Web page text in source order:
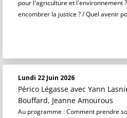
pour l'agriculture et l'environnement
encombrer la justice ? / Quel avenir
Lundi 22 Juin 2026
Périco Légasse avec Yann
Bouffard, Jeanne Amourous
Au programme : Comment prendre